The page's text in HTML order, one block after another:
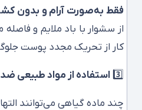
فقط به‌صورت آرام و بدون
از سشوار با باد ملایم و
کار از تحریک مجدد پوست
3️⃣ استفاده از مواد طبیعی
چند ماده گیاهی می‌توانند